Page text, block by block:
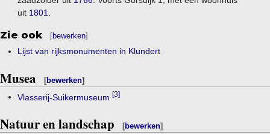
uit 1801
Zie ook [bewerken]
Lijst van rijksmonumenten in Klundert
Musea [bewerken]
Vlasserij-Suikermuseum [3]
Natuur en landschap [bewerken]